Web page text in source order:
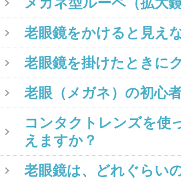
老眼鏡をかけると見え
老眼鏡を掛けたときに
老眼（メガネ）の初心
コンタクトレンズを使
えますか？
老眼鏡は、どれぐらい